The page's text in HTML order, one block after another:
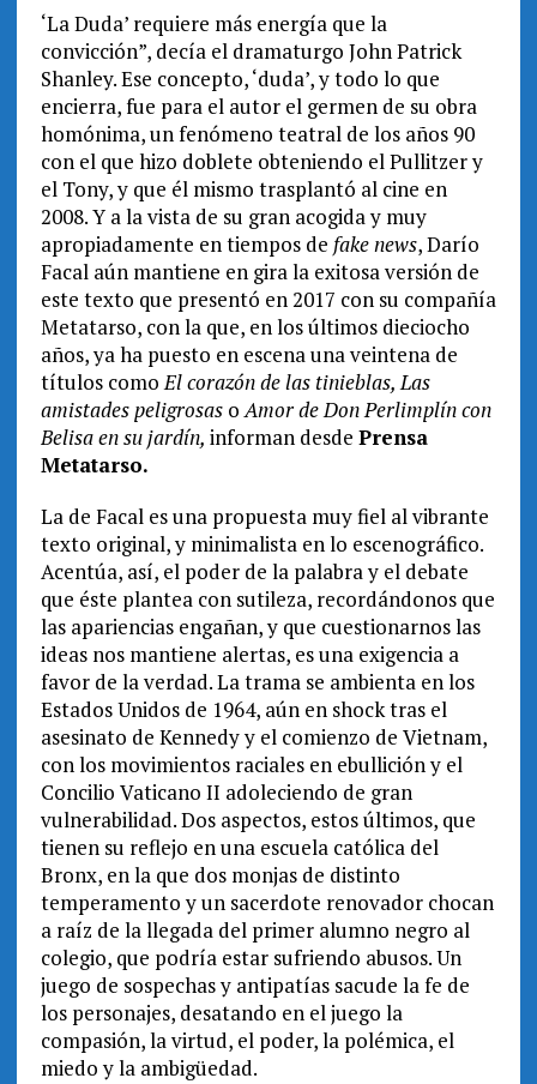
‘La Duda’ requiere más energía que la
convicción”, decía el dramaturgo John Patrick
Shanley. Ese concepto, ‘duda’, y todo lo que
encierra, fue para el autor el germen de su obra
homónima, un fenómeno teatral de los años 90
con el que hizo doblete obteniendo el Pullitzer y
el Tony, y que él mismo trasplantó al cine en
2008. Y a la vista de su gran acogida y muy
apropiadamente en tiempos de fake news, Darío
Facal aún mantiene en gira la exitosa versión de
este texto que presentó en 2017 con su compañía
Metatarso, con la que, en los últimos dieciocho
años, ya ha puesto en escena una veintena de
títulos comoEl corazón de las tinieblas, Las
amistades peligrosasoAmor de Don Perlimplín con
Belisa en su jardín, informan desde Prensa
Metatarso.
La de Facal es una propuesta muy fiel al vibrante
texto original, y minimalista en lo escenográfico.
Acentúa, así, el poder de la palabra y el debate
que éste plantea con sutileza, recordándonos que
las apariencias engañan, y que cuestionarnos las
ideas nos mantiene alertas, es una exigencia a
favor de la verdad. La trama se ambienta en los
Estados Unidos de 1964, aún en shock tras el
asesinato de Kennedy y el comienzo de Vietnam,
con los movimientos raciales en ebullición y el
Concilio Vaticano II adoleciendo de gran
vulnerabilidad. Dos aspectos, estos últimos, que
tienen su reflejo en una escuela católica del
Bronx, en la que dos monjas de distinto
temperamento y un sacerdote renovador chocan
a raíz de la llegada del primer alumno negro al
colegio, que podría estar sufriendo abusos. Un
juego de sospechas y antipatías sacude la fe de
los personajes, desatando en el juego la
compasión, la virtud, el poder, la polémica, el
miedo y la ambigüedad.